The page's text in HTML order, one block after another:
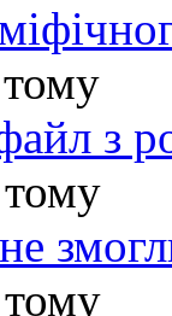
тому
з
тому
тому